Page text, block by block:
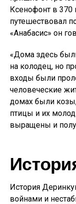
Ксенофонт в 370
путешествовал
«Анабасис» он
«Дома здесь
на колодец, но
входы были
человеческие
домах были
птицы и их
выращены и
История
войнами и